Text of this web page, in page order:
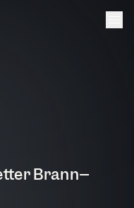
Brann–